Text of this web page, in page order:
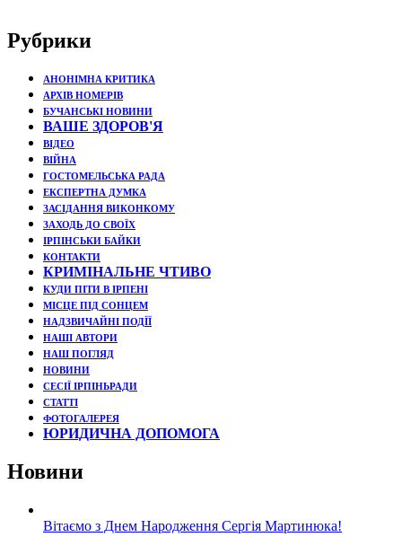
Рубрики
АНОНІМНА КРИТИКА
АРХІВ НОМЕРІВ
БУЧАНСЬКІ НОВИНИ
ВАШЕ ЗДОРОВ'Я
ВІДЕО
ВІЙНА
ГОСТОМЕЛЬСЬКА РАДА
ЕКСПЕРТНА ДУМКА
ЗАСІДАННЯ ВИКОНКОМУ
ЗАХОДЬ ДО СВОЇХ
ІРПІНСЬКИ БАЙКИ
КОНТАКТИ
КРИМІНАЛЬНЕ ЧТИВО
КУДИ ПІТИ В ІРПЕНІ
МІСЦЕ ПІД СОНЦЕМ
НАДЗВИЧАЙНІ ПОДЇЇ
НАШІ АВТОРИ
НАШ ПОГЛЯД
НОВИНИ
СЕСІЇ ІРПІНЬРАДИ
СТАТТІ
ФОТОГАЛЕРЕЯ
ЮРИДИЧНА ДОПОМОГА
Новини
Вітаємо з Днем Народження Сергія Мартинюка!